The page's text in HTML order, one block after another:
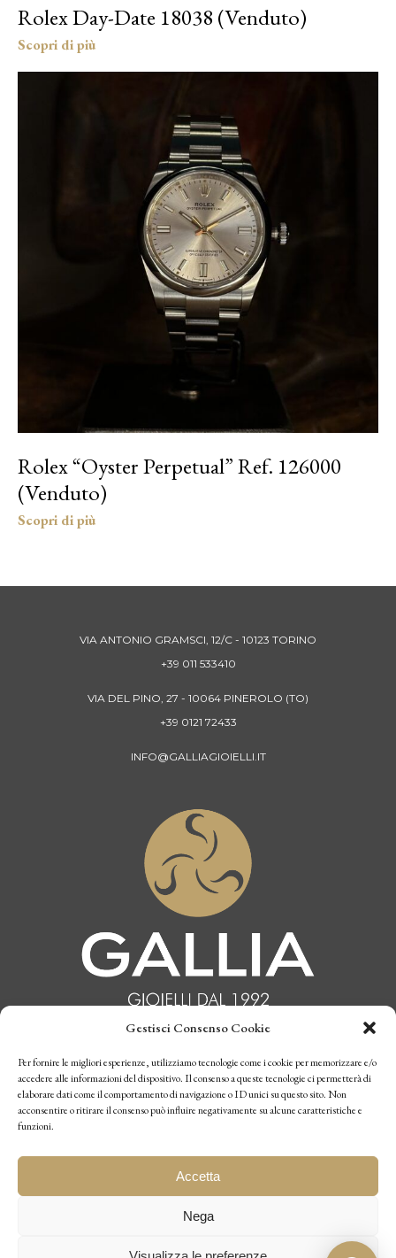
Gestisci Consenso Cookie
Per fornire le migliori esperienze, utilizziamo tecnologie come i cookie per memorizzare e/o
accedere alle informazioni del dispositivo. Il consenso a queste tecnologie ci permetterà di
elaborare dati come il comportamento di navigazione o ID unici su questo sito. Non
acconsentire o ritirare il consenso può influire negativamente su alcune caratteristiche e
funzioni.
Accetta
Nega
Rolex Day-Date 18038 (Venduto)
Rolex “Oyster Perpetual” Ref. 126000
(Venduto)
VIA ANTONIO GRAMSCI, 12/C - 10123 TORINO
+39 011 533410
VIA DEL PINO, 27 - 10064 PINEROLO (TO)
+39 0121 72433
INFO@GALLIAGIOIELLI.IT
INFORMATIVA PRIVACY
CONDIZIONI DI VENDITA